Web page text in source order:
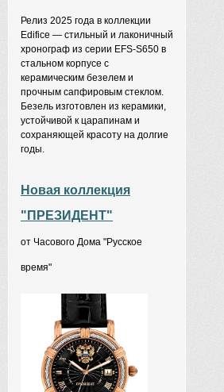
Релиз 2025 года в коллекции
Edifice — стильный и лаконичный
хронограф из серии EFS-S650 в
стальном корпусе с
керамическим безелем и
прочным сапфировым стеклом.
Безель изготовлен из керамики,
устойчивой к царапинам и
сохраняющей красоту на долгие
годы.
Новая коллекция
"ПРЕЗИДЕНТ"
от Часового Дома "Русское
время"